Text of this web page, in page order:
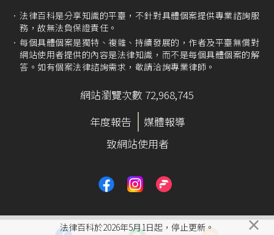
法律百科是分享知識的平臺，不針對具體個案提供專業諮詢服
務，故無法負保證責任。
每個具體個案是獨特、複雜、持續發展的，作者及平臺無償對
網站使用者提供的內容是法律知識，而不是每個具體個案的解
答。如有個案法律諮詢需求，敬請洽詢專業律師。
網站瀏覽次數 72,968,745
年度報告
媒體報導
致網站使用者
法律百科於2026年5月1日起，停止更新。
×